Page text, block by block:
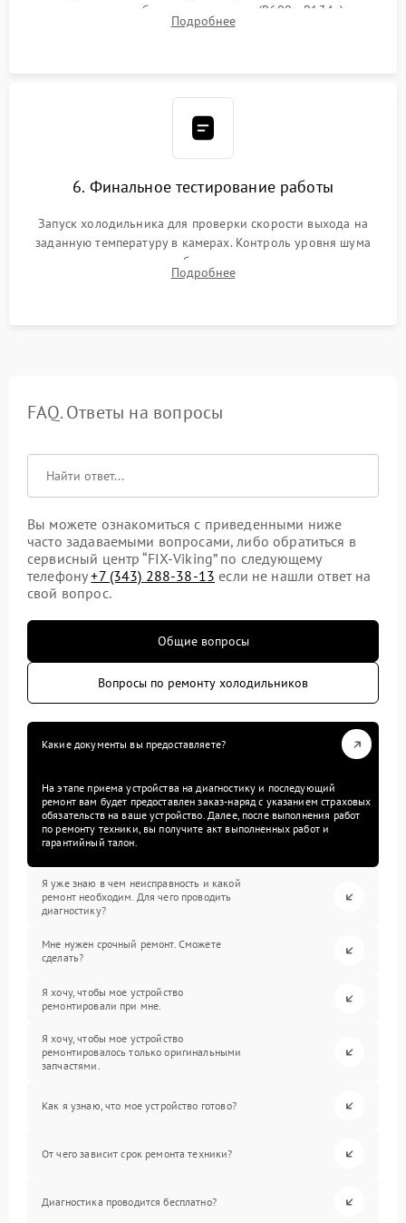
дозированным объемом хладагента (R600a, R134a) по
электронным весам. Контроль рабочего давления в системе.
Подробнее
6. Финальное тестирование работы
Запуск холодильника для проверки скорости выхода на
заданную температуру в камерах. Контроль уровня шума
компрессора, отсутствия обмерзания стенок и корректного
срабатывания системы автоматической оттайки.
Подробнее
FAQ. Ответы на вопросы
Вы можете ознакомиться с приведенными ниже
часто задаваемыми вопросами, либо обратиться в
сервисный центр “FIX-Viking” по следующему
телефону+7 (343) 288-38-13 если не нашли ответ на
свой вопрос.
Общие вопросы
Вопросы по ремонту холодильников
Какие документы вы предоставляете?
На этапе приема устройства на диагностику и последующий
ремонт вам будет предоставлен заказ-наряд с указанием страховых
обязательств на ваше устройство. Далее, после выполнения работ
по ремонту техники, вы получите акт выполненных работ и
гарантийный талон.
Я уже знаю в чем неисправность и какой
ремонт необходим. Для чего проводить
диагностику?
Мне нужен срочный ремонт. Сможете
сделать?
Я хочу, чтобы мое устройство
ремонтировали при мне.
Я хочу, чтобы мое устройство
ремонтировалось только оригинальными
запчастями.
Как я узнаю, что мое устройство готово?
От чего зависит срок ремонта техники?
Диагностика проводится бесплатно?